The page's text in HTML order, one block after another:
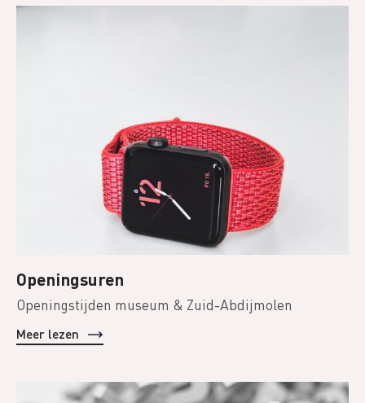
Openingsuren
Openingstijden museum & Zuid-Abdijmolen
Meer lezen